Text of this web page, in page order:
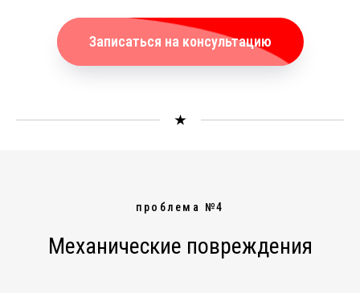
Записаться на консультацию
проблема №4
Механические повреждения